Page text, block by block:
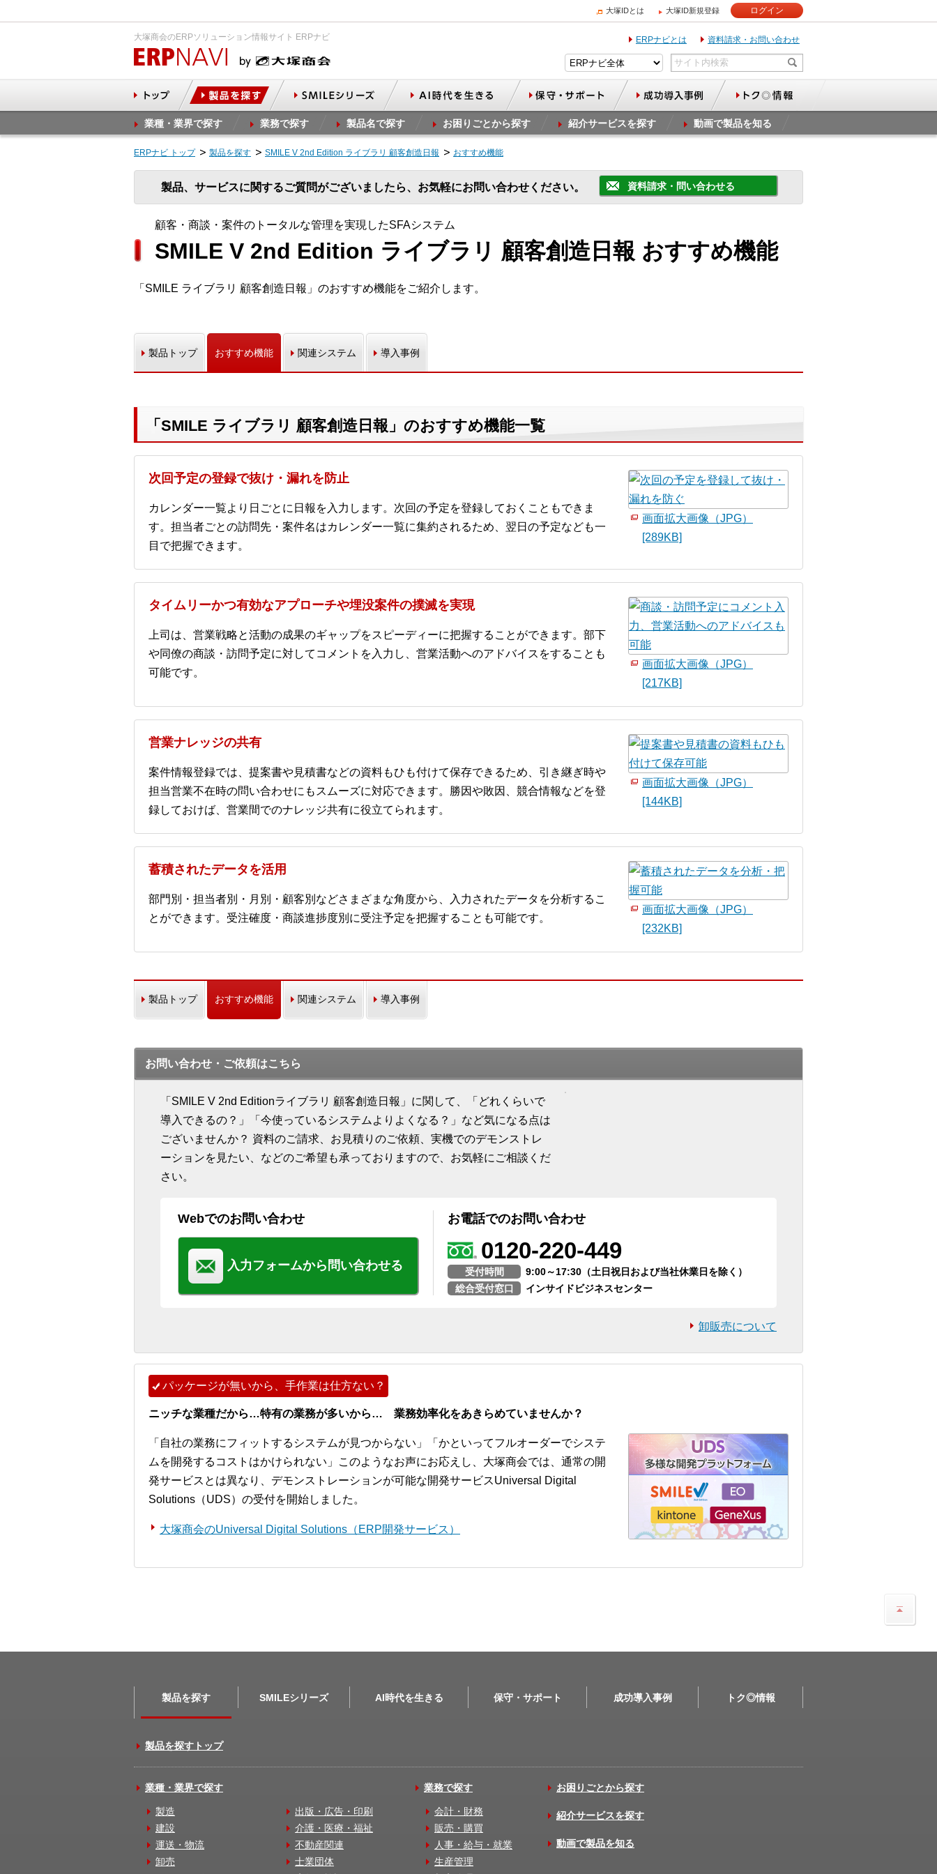
大塚IDとは 大塚ID新規登録 ログイン
大塚商会のERPソリューション情報サイト ERPナビ ERPナビとは 資料請求・お問い合わせ
業種・業界で探す 業務で探す 製品名で探す お困りごとから探す 紹介サービスを探す 動画で製品を知る
ERPナビ トップ 製品を探す SMILE V 2nd Edition ライブラリ 顧客創造日報 おすすめ機能
製品、サービスに関するご質問がございましたら、お気軽にお問い合わせください。 資料請求・問い合わせる
顧客・商談・案件のトータルな管理を実現したSFAシステム
SMILE V 2nd Edition ライブラリ 顧客創造日報 おすすめ機能
「SMILE ライブラリ 顧客創造日報」のおすすめ機能をご紹介します。
製品トップ おすすめ機能 関連システム 導入事例
「SMILE ライブラリ 顧客創造日報」のおすすめ機能一覧
次回予定の登録で抜け・漏れを防止
カレンダー一覧より日ごとに日報を入力します。次回の予定を登録しておくこともできま
す。担当者ごとの訪問先・案件名はカレンダー一覧に集約されるため、翌日の予定なども一
目で把握できます。
画面拡大画像（JPG）
[289KB]
タイムリーかつ有効なアプローチや埋没案件の撲滅を実現
上司は、営業戦略と活動の成果のギャップをスピーディーに把握することができます。部下
や同僚の商談・訪問予定に対してコメントを入力し、営業活動へのアドバイスをすることも
可能です。
画面拡大画像（JPG）
[217KB]
営業ナレッジの共有
案件情報登録では、提案書や見積書などの資料もひも付けて保存できるため、引き継ぎ時や
担当営業不在時の問い合わせにもスムーズに対応できます。勝因や敗因、競合情報などを登
録しておけば、営業間でのナレッジ共有に役立てられます。
画面拡大画像（JPG）
[144KB]
蓄積されたデータを活用
部門別・担当者別・月別・顧客別などさまざまな角度から、入力されたデータを分析するこ
とができます。受注確度・商談進捗度別に受注予定を把握することも可能です。
画面拡大画像（JPG）
[232KB]
製品トップ おすすめ機能 関連システム 導入事例
お問い合わせ・ご依頼はこちら
「SMILE V 2nd Editionライブラリ 顧客創造日報」に関して、「どれくらいで
導入できるの？」「今使っているシステムよりよくなる？」など気になる点は
ございませんか？ 資料のご請求、お見積りのご依頼、実機でのデモンストレ
ーションを見たい、などのご希望も承っておりますので、お気軽にご相談くだ
さい。
Webでのお問い合わせ
入力フォームから問い合わせる
お電話でのお問い合わせ
0120-220-449
受付時間
9:00～17:30（土日祝日および当社休業日を除く）
総合受付窓口
インサイドビジネスセンター
卸販売について
パッケージが無いから、手作業は仕方ない？
ニッチな業種だから…特有の業務が多いから… 業務効率化をあきらめていませんか？
「自社の業務にフィットするシステムが見つからない」「かといってフルオーダーでシステ
ムを開発するコストはかけられない」このようなお声にお応えし、大塚商会では、通常の開
発サービスとは異なり、デモンストレーションが可能な開発サービスUniversal Digital
Solutions（UDS）の受付を開始しました。
大塚商会のUniversal Digital Solutions（ERP開発サービス）
製品を探す SMILEシリーズ AI時代を生きる 保守・サポート 成功導入事例 トク◎情報
製品を探すトップ
業種・業界で探す
製造
建設
運送・物流
卸売
出版・広告・印刷
介護・医療・福祉
不動産関連
士業団体
業務で探す
会計・財務
販売・購買
人事・給与・就業
生産管理
お困りごとから探す
紹介サービスを探す
動画で製品を知る